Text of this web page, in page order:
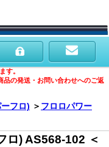
す。
の発送・お問い合わせへのご返
フロ) ＞ フロロパワー
ロ) AS568-102 ＜